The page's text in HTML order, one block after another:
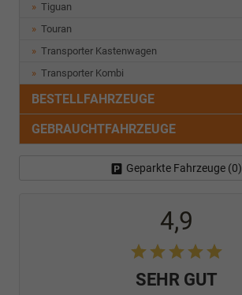
Tiguan
Touran
Transporter Kastenwagen
Transporter Kombi
BESTELLFAHRZEUGE
GEBRAUCHTFAHRZEUGE
Geparkte Fahrzeuge (0)
4,9
SEHR GUT